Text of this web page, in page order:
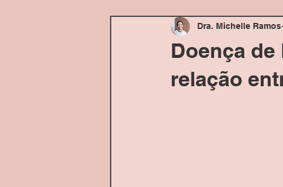
#dramicheleramos
Doença de
relação
Dra. Michelle Ramos